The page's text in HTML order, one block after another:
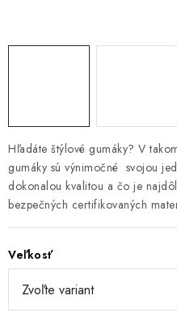
Hľadáte štýlové gumáky? V
gumáky sú výnimočné svojou
dokonalou kvalitou a čo je
bezpečných certifikovaných
Veľkosť